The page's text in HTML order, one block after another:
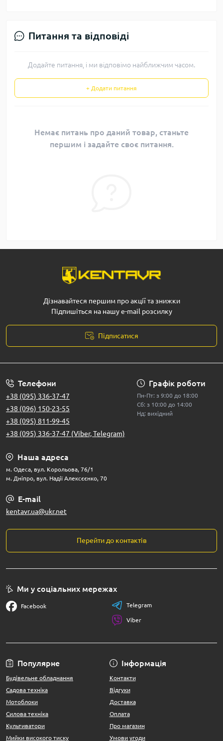
Питання та відповіді
Додайте питання, і ми відповімо найближчим часом.
+ Додати питання
Немає питань про даний товар, станьте
першим і задайте своє питання.
Дізнавайтеся першим про акції та знижки
Підпишіться на нашу e-mail розсилку
Підписатися
Телефони
+38 (095) 336-37-47
+38 (096) 150-23-55
+38 (095) 811-99-45
+38 (095) 336-37-47 (Viber, Telegram)
Графік роботи
Пн-Пт: з 9:00 до 18:00
Сб: з 10:00 до 14:00
Нд: вихідний
Наша адреса
м. Одеса, вул. Корольова, 76/1
м. Дніпро, вул. Надії Алексєєнко, 70
E-mail
kentavr.ua@ukr.net
Перейти до контактів
Популярне
Будівельне обладнання
Садова техніка
Мотоблоки
Силова техніка
Культиватори
Мийки високого тиску
Інформація
Контакти
Відгуки
Доставка
Оплата
Про магазин
Умови угоди
Ми у соціальних мережах
Facebook Telegram
Viber